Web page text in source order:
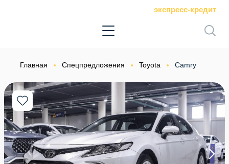
экспресс-кредит
Главная Спецпредложения Toyota Camry